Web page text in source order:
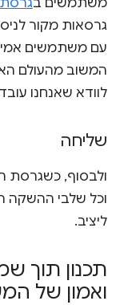
גרסאות מקור
עם משתמשים
המשוב מהעולם
לוודא שאנחנו
שליחה
ולבסוף, כשגרסת
וכל שלבי ההשקה
ליציב.
תכנון תוך
ואמון של